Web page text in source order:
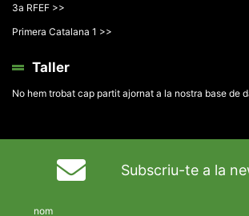
3a RFEF >>
Primera Catalana 1 >>
Taller
No hem trobat cap partit ajornat a la nostra base de
Subscriu-te a la